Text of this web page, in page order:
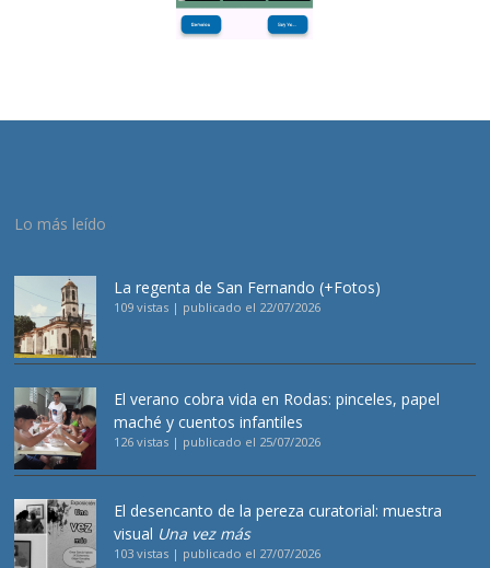
Lo más leído
La regenta de San Fernando (+Fotos)
109 vistas | publicado el 22/07/2026
El verano cobra vida en Rodas: pinceles, papel
maché y cuentos infantiles
126 vistas | publicado el 25/07/2026
El desencanto de la pereza curatorial: muestra
visual Una vez más
103 vistas | publicado el 27/07/2026